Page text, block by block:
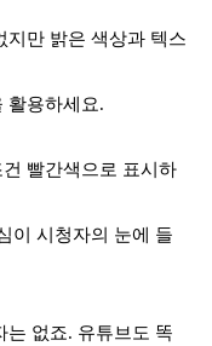
지만 밝은 색상과 텍스
활용하세요.
빨간색으로 표시하
이 시청자의 눈에 들
는 없죠. 유튜브도 똑